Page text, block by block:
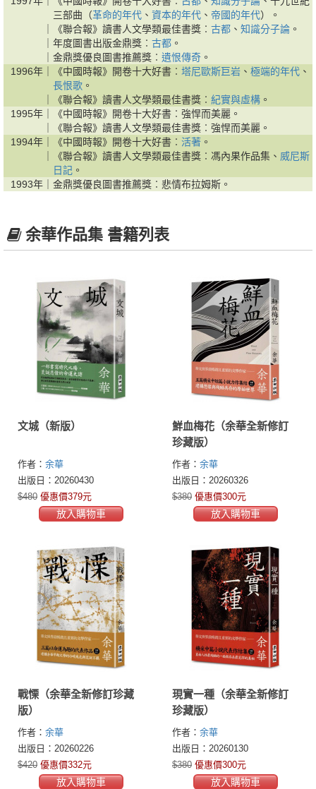
三部曲（革命的年代 、 資本的年代 、 帝國的年代）。
《聯合報》讀書人文學類最佳書獎︰ 古都 、 知識分子論 。
年度圖書出版金鼎獎︰ 古都 。
金鼎獎優良圖書推薦獎︰ 遺恨傳奇 。
1996年｜
《中國時報》開卷十大好書︰ 塔尼歐斯巨岩 、 極端的年代 、
長恨歌 。
《聯合報》讀書人文學類最佳書獎︰ 紀實與虛構 。
1995年｜
《中國時報》開卷十大好書︰強悍而美麗。
《聯合報》讀書人文學類最佳書獎︰強悍而美麗。
1994年｜
《中國時報》開卷十大好書︰ 活著 。
《聯合報》讀書人文學類最佳書獎︰馮內果作品集、 威尼斯
日記 。
1993年｜ 金鼎獎優良圖書推薦獎︰悲情布拉姆斯。
余華作品集 書籍列表
文城（新版）
作者： 余華
出版日：20260430
$480 優惠價379元
放入購物車
鮮血梅花（余華全新修訂
珍藏版）
作者： 余華
出版日：20260326
$380 優惠價300元
放入購物車
戰慄（余華全新修訂珍藏
版）
作者： 余華
出版日：20260226
$420 優惠價332元
放入購物車
現實一種（余華全新修訂
珍藏版）
作者： 余華
出版日：20260130
$380 優惠價300元
放入購物車